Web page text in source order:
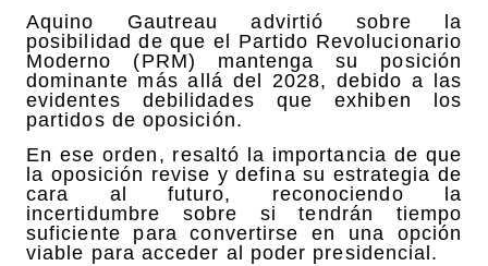
Aquino Gautreau advirtió sobre la
posibilidad de que el Partido Revolucionario
Moderno (PRM) mantenga su posición
dominante más allá del 2028, debido a las
evidentes debilidades que exhiben los
partidos de oposición.
En ese orden, resaltó la importancia de que
la oposición revise y defina su estrategia de
cara al futuro, reconociendo la
incertidumbre sobre si tendrán tiempo
suficiente para convertirse en una opción
viable para acceder al poder presidencial.